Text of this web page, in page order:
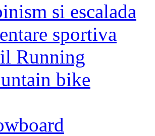
si escalada
sportiva
Running
bike